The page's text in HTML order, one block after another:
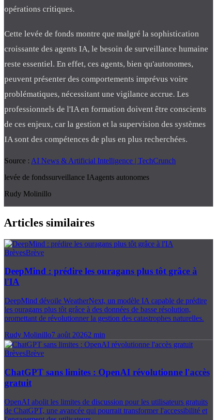
opérations critiques.
Cette levée de fonds montre que malgré la sophistication
croissante des agents IA, le besoin de surveillance humaine
reste essentiel. En effet, ces agents, bien qu'autonomes,
peuvent présenter des comportements imprévus voire
problématiques, nécessitant une vigilance accrue. Les
professionnels de l'IA en formation doivent être conscients
de ces enjeux, car la gestion et la supervision des systèmes
IA sont des compétences de plus en plus recherchées.
Source : AI News & Artificial Intelligence | TechCrunch
levée de fondssurveillance IAagents autonomes
Rudy Molinillo
Articles similaires
BrèvesBrève
DeepMind : prédire les ouragans plus tôt grâce à
l'IA
DeepMind dévoile WeatherNext, un modèle IA capable de prédire
les ouragans plus tôt grâce à des données de basse résolution,
promettant de révolutionner la gestion des catastrophes naturelles.
Rudy Molinillo7 août 20262 min
BrèvesBrève
ChatGPT sans limites : OpenAI révolutionne l'accès
gratuit
OpenAI abolit les limites de discussion pour les utilisateurs gratuits
de ChatGPT, une avancée qui pourrait transformer l'accessibilité et